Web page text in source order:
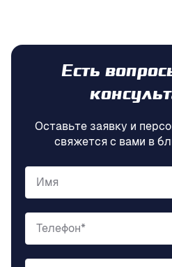
Есть
Оставьте заявку и
свяжется с вами в
Имя
Телефон*